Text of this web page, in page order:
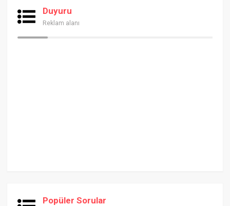
Duyuru
Reklam alanı
Popüler Sorular